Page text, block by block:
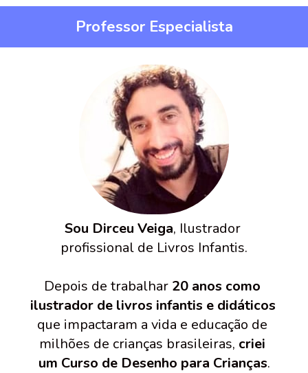
Professor Especialista
Sou Dirceu Veiga, Ilustrador
profissional de Livros Infantis.
Depois de trabalhar 20 anos como
ilustrador de livros infantis e didáticos
que impactaram a vida e educação de
milhões de crianças brasileiras, criei
um Curso de Desenho para Crianças.